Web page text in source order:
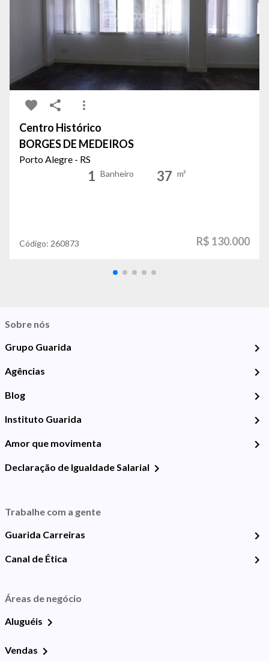
Centro Histórico
BORGES DE MEDEIROS
Porto Alegre - RS
1 Banheiro 37 m²
Código: 260873 R$ 130.000
Sobre nós
Grupo Guarida
Agências
Blog
Instituto Guarida
Amor que movimenta
Declaração de Igualdade Salarial
Trabalhe com a gente
Guarida Carreiras
Canal de Ética
Áreas de negócio
Aluguéis
Vendas